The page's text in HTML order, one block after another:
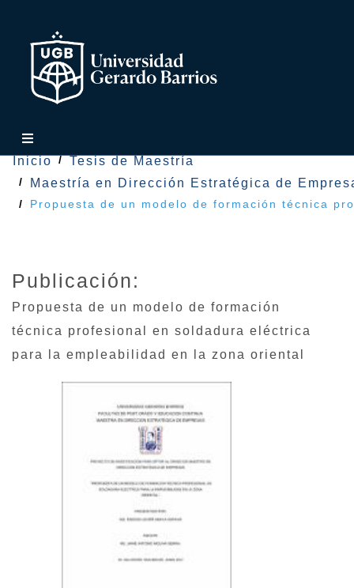
Inicio
Tesis de Maestría
Maestría en Dirección Estratégica de
Propuesta de un modelo de formación técnica
Publicación:
Propuesta de un modelo de formación
técnica profesional en soldadura eléctrica
para la empleabilidad en la zona oriental